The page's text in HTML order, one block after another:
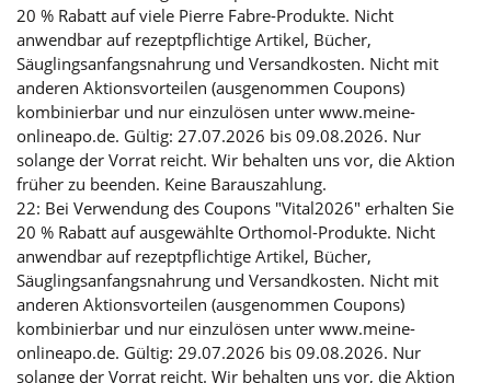
20 % Rabatt auf viele Pierre Fabre-Produkte. Nicht
anwendbar auf rezeptpflichtige Artikel, Bücher,
Säuglingsanfangsnahrung und Versandkosten. Nicht mit
anderen Aktionsvorteilen (ausgenommen Coupons)
kombinierbar und nur einzulösen unter www.meine-
onlineapo.de. Gültig: 27.07.2026 bis 09.08.2026. Nur
solange der Vorrat reicht. Wir behalten uns vor, die Aktion
früher zu beenden. Keine Barauszahlung.
22: Bei Verwendung des Coupons "Vital2026" erhalten Sie
20 % Rabatt auf ausgewählte Orthomol-Produkte. Nicht
anwendbar auf rezeptpflichtige Artikel, Bücher,
Säuglingsanfangsnahrung und Versandkosten. Nicht mit
anderen Aktionsvorteilen (ausgenommen Coupons)
kombinierbar und nur einzulösen unter www.meine-
onlineapo.de. Gültig: 29.07.2026 bis 09.08.2026. Nur
solange der Vorrat reicht. Wir behalten uns vor, die Aktion